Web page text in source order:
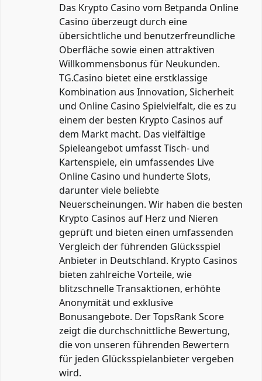
Das Krypto Casino vom Betpanda Online
Casino überzeugt durch eine
übersichtliche und benutzerfreundliche
Oberfläche sowie einen attraktiven
Willkommensbonus für Neukunden.
TG.Casino bietet eine erstklassige
Kombination aus Innovation, Sicherheit
und Online Casino Spielvielfalt, die es zu
einem der besten Krypto Casinos auf
dem Markt macht. Das vielfältige
Spieleangebot umfasst Tisch- und
Kartenspiele, ein umfassendes Live
Online Casino und hunderte Slots,
darunter viele beliebte
Neuerscheinungen. Wir haben die besten
Krypto Casinos auf Herz und Nieren
geprüft und bieten einen umfassenden
Vergleich der führenden Glücksspiel
Anbieter in Deutschland. Krypto Casinos
bieten zahlreiche Vorteile, wie
blitzschnelle Transaktionen, erhöhte
Anonymität und exklusive
Bonusangebote. Der TopsRank Score
zeigt die durchschnittliche Bewertung,
die von unseren führenden Bewertern
für jeden Glücksspielanbieter vergeben
wird.